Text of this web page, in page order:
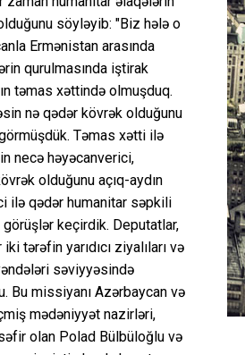
söyləyib: "Biz hələ o
Ermənistan arasında
qurulmasında iştirak
təmas xəttində olmuşduq.
nə qədər kövrək olduğunu
Təmas xətti ilə
necə həyəcanverici,
olduğunu açıq-aydın
ilə qədər humanitar səpkili
keçirdik. Deputatlar,
tərəfin yarıdıcı ziyalıları və
səviyyəsində
Bu missiyanı Azərbaycan və
mədəniyyət nazirləri,
olan Polad Bülbüloğlu və